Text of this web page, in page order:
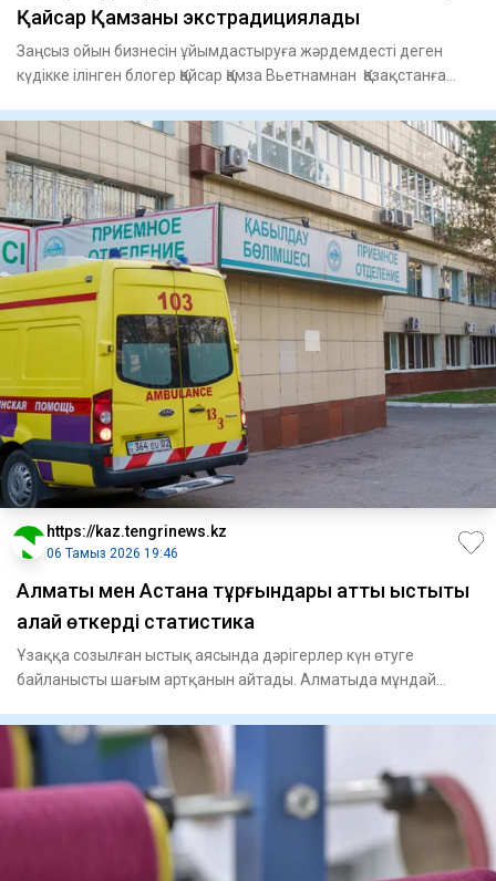
Қайсар Қамзаны экстрадициялады
Заңсыз ойын бизнесін ұйымдастыруға жәрдемдесті деген
күдікке ілінген блогер Қайсар Қамза Вьетнамнан Қазақстанға
https://kaz.tengrinews.kz
06 Тамыз 2026 19:46
Алматы мен Астана тұрғындары қатты ыстықты
қалай өткерді статистика
Ұзаққа созылған ыстық аясында дәрігерлер күн өтуге
байланысты шағым артқанын айтады. Алматыда мұндай